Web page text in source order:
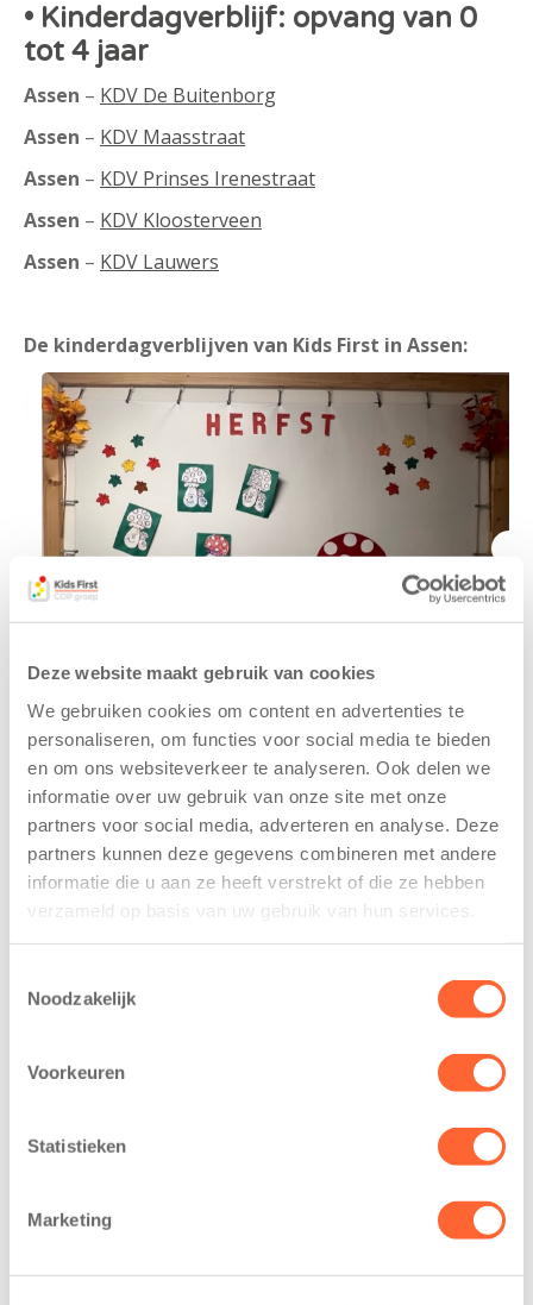
Deze website maakt gebruik van cookies
We gebruiken cookies om content en advertenties te
personaliseren, om functies voor social media te bieden
en om ons websiteverkeer te analyseren. Ook delen we
informatie over uw gebruik van onze site met onze
partners voor social media, adverteren en analyse. Deze
partners kunnen deze gegevens combineren met andere
informatie die u aan ze heeft verstrekt of die ze hebben
verzameld op basis van uw gebruik van hun services.
Noodzakelijk
Voorkeuren
Statistieken
Marketing
• Kinderdagverblijf: opvang van 0
tot 4 jaar
Assen – KDV De Buitenborg
Assen – KDV Maasstraat
Assen – KDV Prinses Irenestraat
Assen – KDV Kloosterveen
Assen – KDV Lauwers
De kinderdagverblijven van Kids First in Assen:
• Buitenschoolse opvang: opvang
van 4 tot 12 jaar
Assen –BSO Maasstraat
Assen– BSO Prinses Irenestraat
Assen– BSO Lauwers
Assen– BSO De Buitenborg
Assen–BSO Kloosterveen